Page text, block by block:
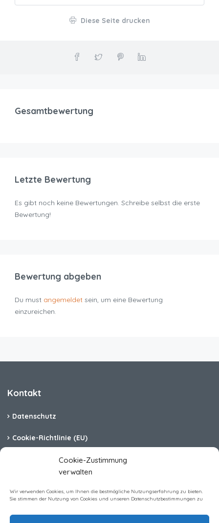
Cookie-Zustimmung
verwalten
Wir verwenden Cookies, um Ihnen die bestmögliche Nutzungserfahrung zu bieten.
Sie stimmen der Nutzung von Cookies und unseren Datenschutzbestimmungen zu
Diese Seite drucken
Gesamtbewertung
Letzte Bewertung
Es gibt noch keine Bewertungen. Schreibe selbst die erste
Bewertung!
Bewertung abgeben
Du must angemeldet sein, um eine Bewertung
einzureichen.
Kontakt
Datenschutz
Cookie-Richtlinie (EU)
Barrierefreiheit